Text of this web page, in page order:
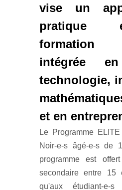
vise un
pratique
formation
intégrée
technologie,
et en
Le Programme
Noir-e-s âgé-e-s de
programme est
secondaire entre
qu'aux étudiant-e-